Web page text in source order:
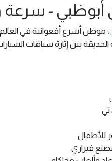
أبوظبي - سرعة
بين إثارة سباقات السيارات
تي
للأطفال
فيراري